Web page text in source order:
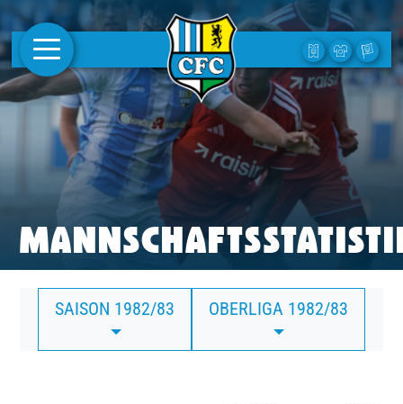
AKTUELLES
1. MANNSCHAFT
FRAUEN
CAMPUS
CLUB
CLUBMITGLIEDSCHAFT
BUSINESS
SAISON 1982/83 OBERLIGA 1982/83